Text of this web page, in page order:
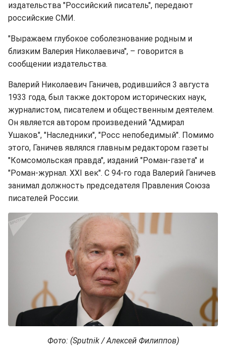
издательства "Российский писатель", передают
российские СМИ.
"Выражаем глубокое соболезнование родным и
близким Валерия Николаевича", – говорится в
сообщении издательства.
Валерий Николаевич Ганичев, родившийся 3 августа
1933 года, был также доктором исторических наук,
журналистом, писателем и общественным деятелем.
Он является автором произведений "Адмирал
Ушаков", "Наследники", "Росс непобедимый". Помимо
этого, Ганичев являлся главным редактором газеты
"Комсомольская правда", изданий "Роман-газета" и
"Роман-журнал. XXI век". С 94-го года Валерий Ганичев
занимал должность председателя Правления Союза
писателей России.
Фото: (Sputnik / Алексей Филиппов)